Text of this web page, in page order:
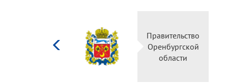
Министерство
культуры
Российской
федерации